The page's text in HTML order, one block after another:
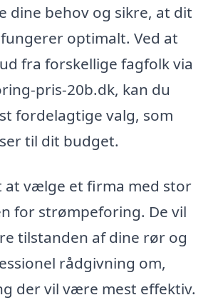
dine behov og sikre, at dit
optimalt. Ved at
fra forskellige fagfolk via
pris-20b.dk, kan du
fordelagtige valg, som
til dit budget.
at vælge et firma med stor
for strømpeforing. De vil
tilstanden af dine rør og
rådgivning om,
der vil være mest effektiv.